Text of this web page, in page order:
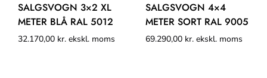
SALGSVOGN 3×2 XL
METER BLÅ RAL 5012
32.170,00 kr. ekskl. moms
SALGSVOGN 4×4
METER SORT RAL 9005
69.290,00 kr. ekskl. moms